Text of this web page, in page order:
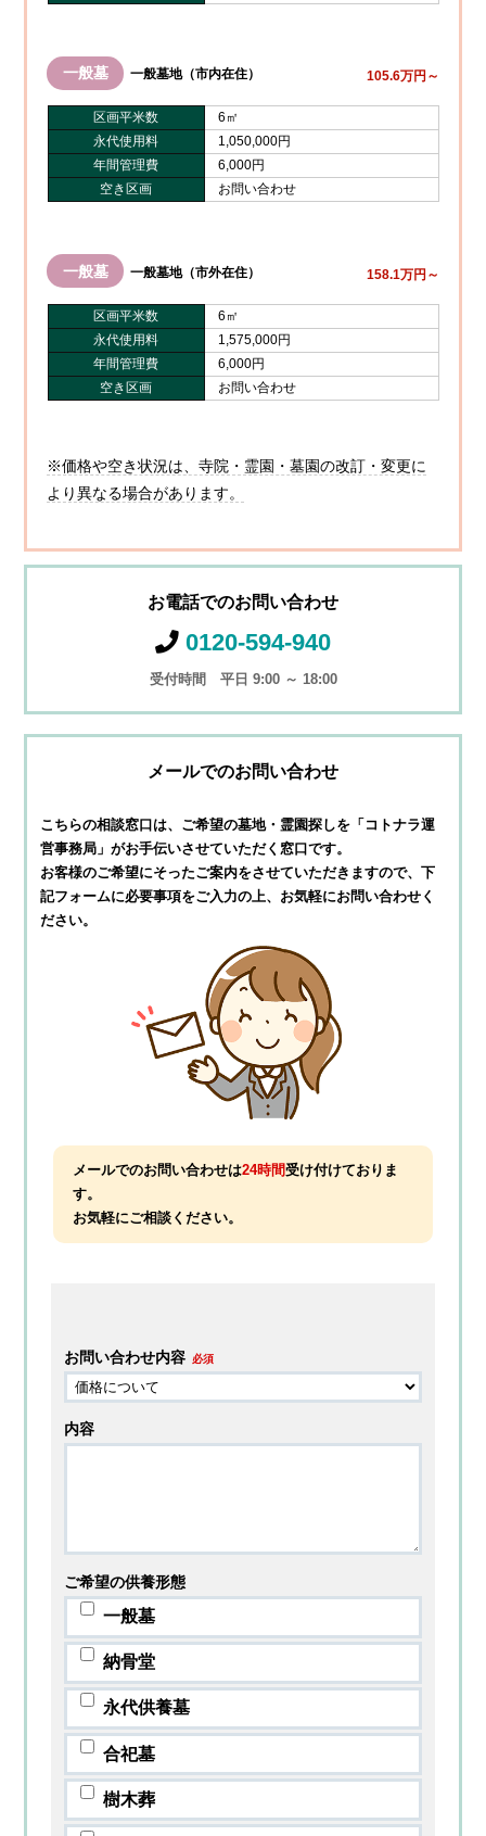
一般墓 一般墓地（市内在住） 105.6万円～
区画平米数
6㎡
永代使用料
1,050,000円
年間管理費
6,000円
空き区画
お問い合わせ
一般墓 一般墓地（市外在住） 158.1万円～
区画平米数
6㎡
永代使用料
1,575,000円
年間管理費
6,000円
空き区画
お問い合わせ
※価格や空き状況は、寺院・霊園・墓園の改訂・変更に
より異なる場合があります。
お電話でのお問い合わせ
0120-594-940
受付時間 平日 9:00 ～ 18:00
メールでのお問い合わせ
こちらの相談窓口は、ご希望の墓地・霊園探しを 「コトナラ運
営事務局」がお手伝いさせていただく窓口です。
お客様のご希望にそったご案内をさせていただきますので、下
記フォームに必要事項をご入力の上、お気軽にお問い合わせく
ださい。
メールでのお問い合わせは24時間受け付けておりま
す。
お気軽にご相談ください。
お問い合わせ内容 必須
内容
ご希望の供養形態
一般墓
納骨堂
永代供養墓
合祀墓
樹木葬